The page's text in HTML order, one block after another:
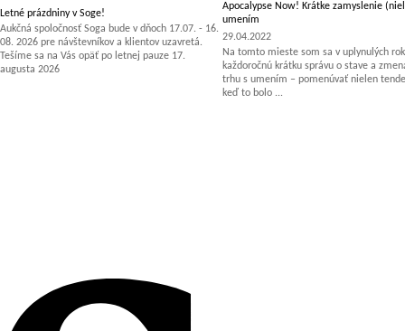
Letné prázdniny v Soge!
Aukčná spoločnosť Soga bude v dňoch 17.07. - 16.
08. 2026 pre návštevníkov a klientov uzavretá.
Tešíme sa na Vás opäť po letnej pauze 17.
augusta 2026
Apocalypse Now! Krátke zamyslenie
umením
29.04.2022
Na tomto mieste som sa v uplynulých
každoročnú krátku správu o stave a
trhu s umením – pomenúvať nielen
keď to bolo ...